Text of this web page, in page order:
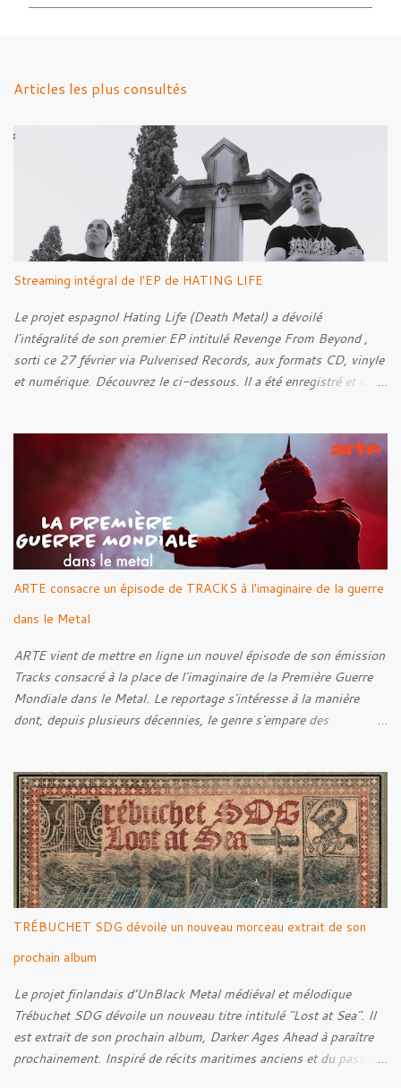
Articles les plus consultés
Streaming intégral de l'EP de HATING LIFE
Le projet espagnol Hating Life (Death Metal) a dévoilé
l'intégralité de son premier EP intitulé Revenge From Beyond ,
sorti ce 27 février via Pulverised Records, aux formats CD, vinyle
et numérique. Découvrez le ci-dessous. Il a été enregistré et mixé
Rebellion Against The Vile 05. Revenge From Beyond 06. The
Sense Of Fear
ARTE consacre un épisode de TRACKS à l'imaginaire de la guerre
dans le Metal
ARTE vient de mettre en ligne un nouvel épisode de son émission
Tracks consacré à la place de l'imaginaire de la Première Guerre
Mondiale dans le Metal. Le reportage s'intéresse à la manière
dont, depuis plusieurs décennies, le genre s'empare des
cette réflexion, Tracks est allé à la rencontre de Noise (
Kanonenfieber ) et de Dmytro Kumar ( 1914 ), qui reviennent sur
leur intérêt pour la Première Guerre mondiale. Le documentaire
donne également la parole au producteur Kristian "Kohle"
Kohlmannslehner, collaborateur de 1914 , ainsi qu'à l'historien
Ralf Raths, directeur du Musée allemand des blindés de Munster,
afin d'interroger plus largement la place des images de guerre
dans l'esthétique et l'imaginaire du Metal. Le reportage est à
découvrir ci-dessous :
TRÉBUCHET SDG dévoile un nouveau morceau extrait de son
prochain album
Le projet finlandais d’UnBlack Metal médiéval et mélodique
Trébuchet SDG dévoile un nouveau titre intitulé "Lost at Sea". Il
est extrait de son prochain album, Darker Ages Ahead à paraître
prochainement. Inspiré de récits maritimes anciens et du passage